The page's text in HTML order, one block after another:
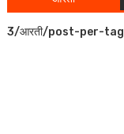
3/आरती/post-per-tag